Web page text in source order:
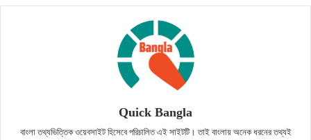
Quick Bangla
বাংলা তথ্যভিত্তিক ওয়েবসাইট হিসেবে পরিচালিত এই সাইটটি। তাই বাংলায় অনেক ধরনের তথ্যই